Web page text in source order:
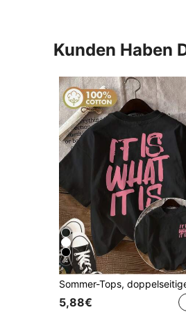
Kunden Haben
4
5,88€